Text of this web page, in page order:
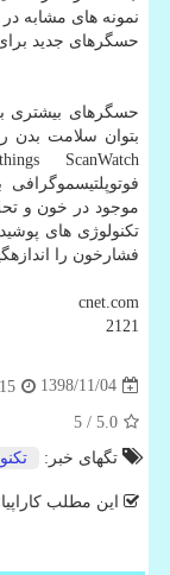
نمونه های مشابه
حسگرهای جدید
حسگرهای
بتوان سلامت بدن
موجود در خون و
تكنولوژی های
فشارخون را
cnet.com
2121
1398/11/04
5.0
/ 5
تگهای خبر:
این مطلب